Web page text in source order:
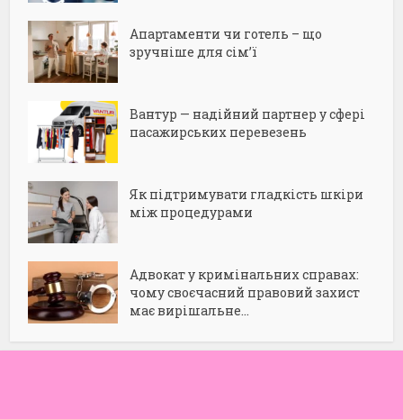
Апартаменти чи готель – що
зручніше для сім’ї
Вантур — надійний партнер у сфері
пасажирських перевезень
Як підтримувати гладкість шкіри
між процедурами
Адвокат у кримінальних справах:
чому своєчасний правовий захист
має вирішальне...